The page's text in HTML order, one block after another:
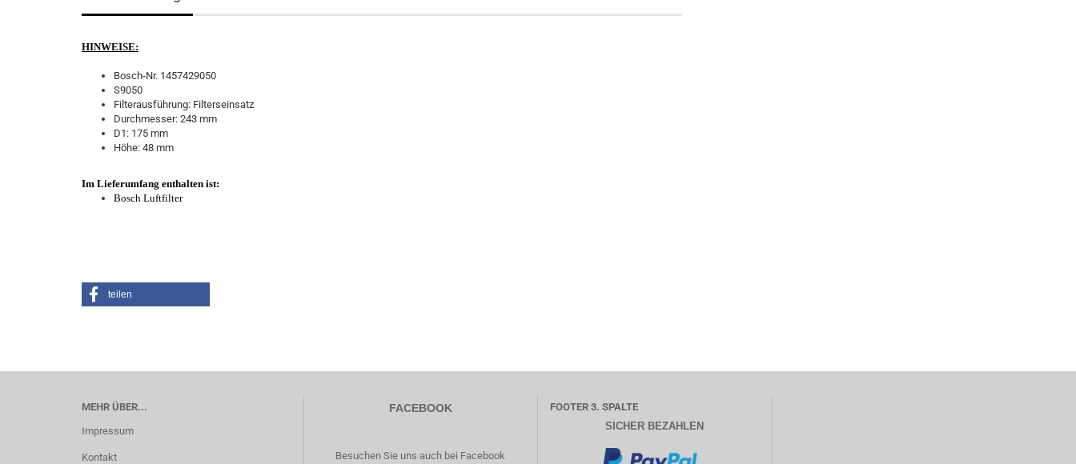
HINWEISE:
Bosch-Nr. 1457429050
S9050
Filterausführung: Filterseinsatz
Durchmesser: 243 mm
D1: 175 mm
Höhe: 48 mm
Im Lieferumfang enthalten ist:
Bosch Luftfilter
teilen
MEHR ÜBER...
Impressum
Kontakt
FACEBOOK
Besuchen Sie uns auch bei Facebook
FOOTER 3. SPALTE
SICHER BEZAHLEN